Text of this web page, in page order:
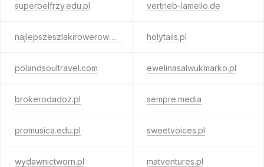
superbelfrzy.edu.pl vertrieb-lamelio.de
najlepszeszlakirowerowe.pl holytails.pl
polandsoultravel.com ewelinasalwukmarko.pl
brokerodadoz.pl sempre.media
promusica.edu.pl sweetvoices.pl
wydawnictworn.pl matventures.pl